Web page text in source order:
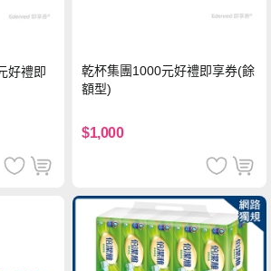
好禮即
乾杯集團1000元好禮即享券(餘
額型)
$1,000